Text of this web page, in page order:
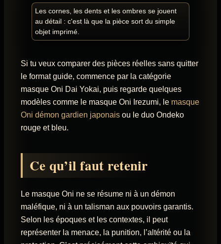
Les cornes, les dents et les ombres se jouent
au détail : c'est là que la pièce sort du simple
objet imprimé.
Si tu veux comparer des pièces réelles sans quitter
le format guide, commence par la catégorie
masque Oni Dai Yokai, puis regarde quelques
modèles comme le masque Oni Irezumi, le masque
Oni démon gardien japonais ou le duo Ondeko
rouge et bleu.
Ce qu’il faut retenir
Le masque Oni ne se résume ni à un démon
maléfique, ni à un talisman aux pouvoirs garantis.
Selon les époques et les contextes, il peut
représenter la menace, la punition, l’altérité ou la